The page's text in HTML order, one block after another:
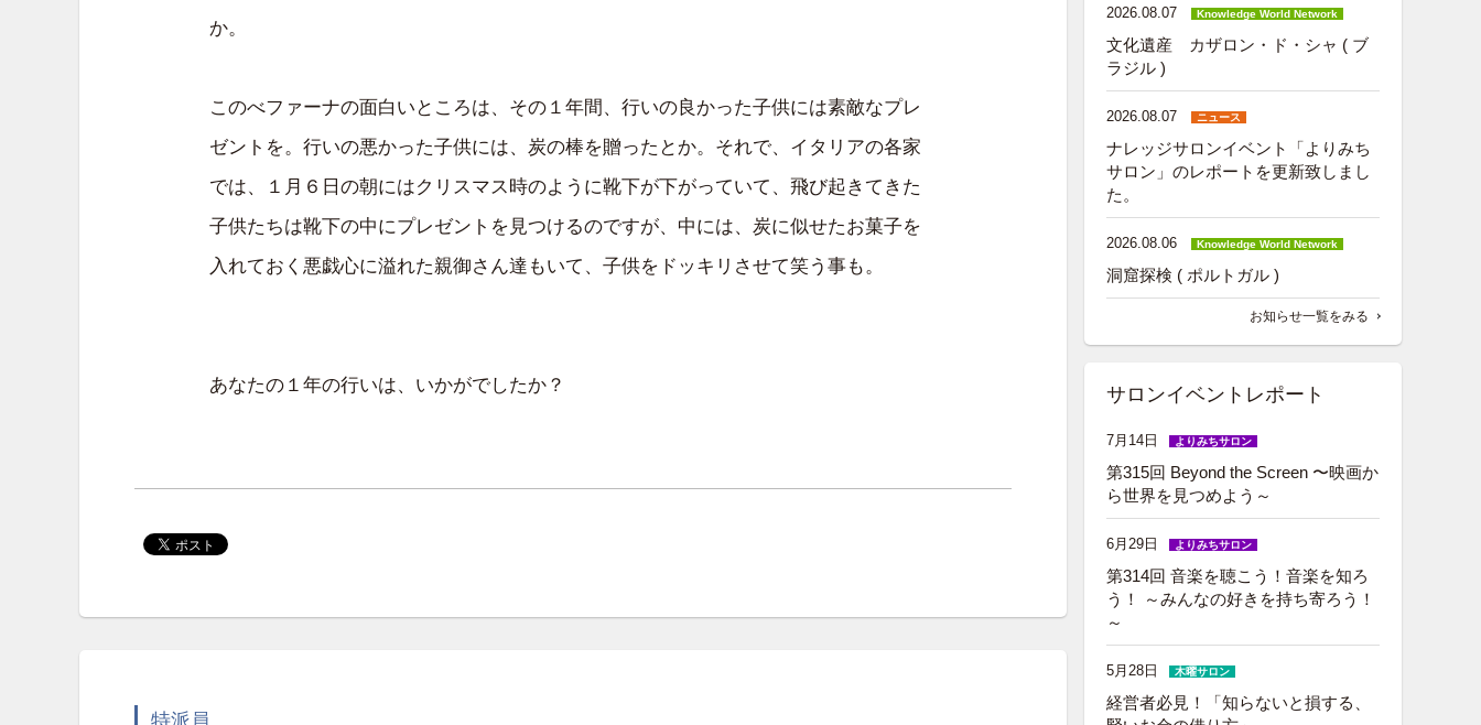
か。
このべファーナの面白いところは、その１年間、行いの良かった子供には素敵なプレ
ゼントを。行いの悪かった子供には、炭の棒を贈ったとか。それで、イタリアの各家
では、１月６日の朝にはクリスマス時のように靴下が下がっていて、飛び起きてきた
子供たちは靴下の中にプレゼントを見つけるのですが、中には、炭に似せたお菓子を
入れておく悪戯心に溢れた親御さん達もいて、子供をドッキリさせて笑う事も。
あなたの１年の行いは、いかがでしたか？
2026.08.07 Knowledge World Network
文化遺産 カザロン・ド・シャ ( ブ
ラジル )
2026.08.07 ニュース
ナレッジサロンイベント「よりみち
サロン」のレポートを更新致しまし
た。
2026.08.06 Knowledge World Network
洞窟探検 ( ポルトガル )
お知らせ一覧をみる
サロンイベントレポート
7月14日 よりみちサロン
第315回 Beyond the Screen 〜映画か
ら世界を見つめよう～
6月29日 よりみちサロン
第314回 音楽を聴こう！音楽を知ろ
う！ ～みんなの好きを持ち寄ろう！
～
5月28日 木曜サロン
経営者必見！「知らないと損する、